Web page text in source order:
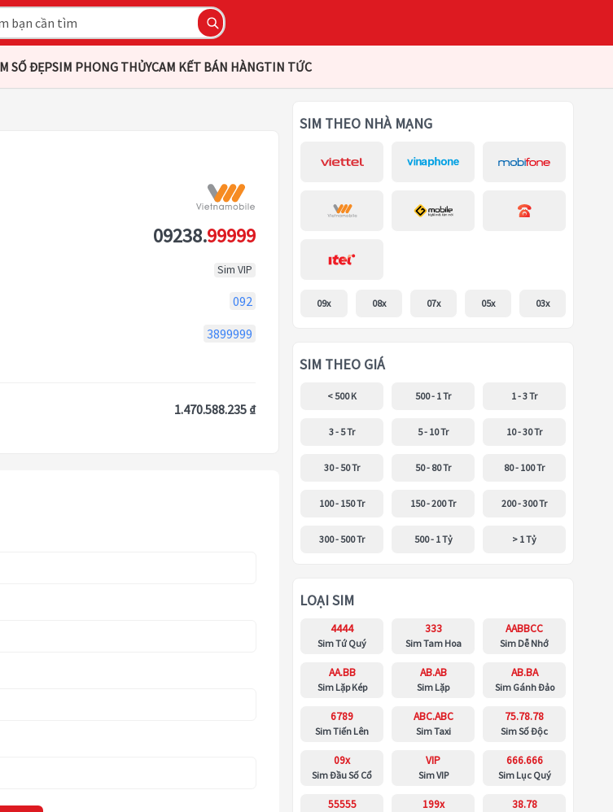
SỐ ĐẸPSIM PHONG THỦYCAM KẾT BÁN HÀNGTIN TỨC
09238.99999
Sim VIP
092
3899999
1.470.588.235 ₫
SIM THEO NHÀ MẠNG
09x 08x 07x 05x 03x
SIM THEO GIÁ
< 500 K 500 - 1 Tr 1 - 3 Tr
3 - 5 Tr 5 - 10 Tr 10 - 30 Tr
30 - 50 Tr 50 - 80 Tr 80 - 100 Tr
100 - 150 Tr 150 - 200 Tr 200 - 300 Tr
300 - 500 Tr 500 - 1 Tỷ > 1 Tỷ
LOẠI SIM
4444
Sim Tứ Quý
333
Sim Tam Hoa
AABBCC
Sim Dễ Nhớ
AA.BB
Sim Lặp Kép
AB.AB
Sim Lặp
AB.BA
Sim Gánh Đảo
6789
Sim Tiến Lên
ABC.ABC
Sim Taxi
75.78.78
Sim Số Độc
09x
Sim Đầu Số Cổ
VIP
Sim VIP
666.666
Sim Lục Quý
55555 199x 38.78